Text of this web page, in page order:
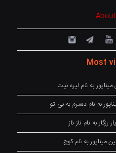
Most
به نام لیره نیت
به نام دەمرم بە بی تو
رزگار به نام ناز ناز
میناپور به نام کوچ